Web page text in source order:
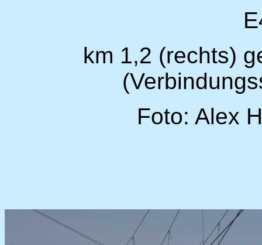
km 1,2 (rechts)
Foto: Alex